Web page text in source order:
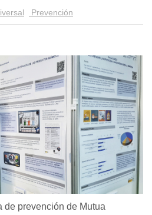
Prevención
de prevención de Mutua